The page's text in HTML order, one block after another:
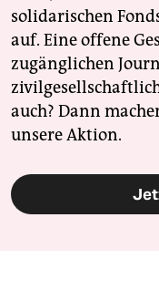
solidarischen
auf. Eine offene
zugänglichen
auch? Dann
unsere Aktion.